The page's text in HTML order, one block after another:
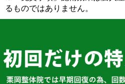
るものではありません。